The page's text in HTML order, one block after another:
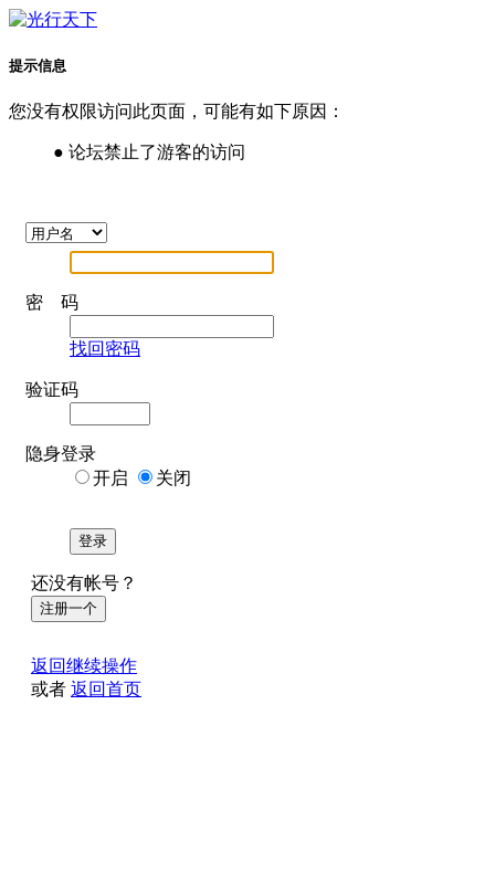
提示信息
您没有权限访问此页面，可能有如下原因：
● 论坛禁止了游客的访问
密 码
找回密码
验证码
隐身登录
开启
关闭
登录
还没有帐号？
注册一个
返回继续操作
或者 返回首页